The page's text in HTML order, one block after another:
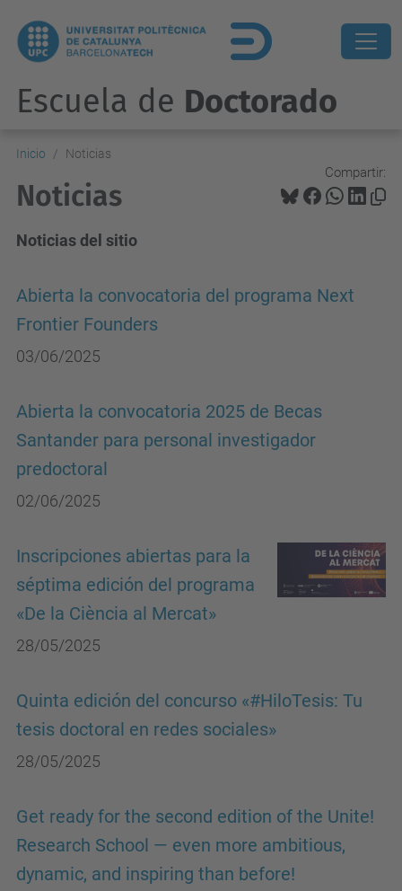
Escuela de Doctorado
Inicio Noticias
Compartir:
Noticias
Noticias del sitio
Abierta la convocatoria del programa Next
Frontier Founders
03/06/2025
Abierta la convocatoria 2025 de Becas
Santander para personal investigador
predoctoral
02/06/2025
Inscripciones abiertas para la
séptima edición del programa
«De la Ciència al Mercat»
28/05/2025
Quinta edición del concurso «#HiloTesis: Tu
tesis doctoral en redes sociales»
28/05/2025
Get ready for the second edition of the Unite!
Research School — even more ambitious,
dynamic, and inspiring than before!